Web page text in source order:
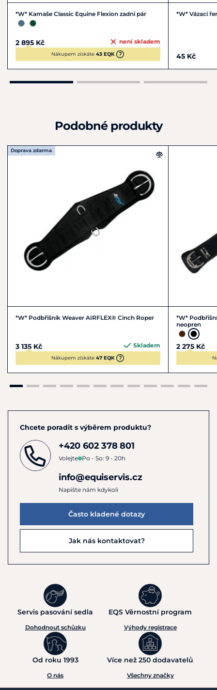
*W* Kamaše Classic Equine Flexion zadní pár
2 895 Kč není skladem
Nákupem získáte43 EQK
*W* Vázací
45 Kč
Podobné produkty
Doprava zdarma
*W* Podbřišník Weaver AIRFLEX® Cinch Roper
3 135 Kč Skladem
Nákupem získáte47 EQK
*W*
neopren
2 275 Kč
Chcete poradit s výběrem produktu?
+420 602 378 801
Volejte Po - So: 9 - 20h
info@equiservis.cz
Napište nám kdykoli
Často kladené dotazy
Jak nás kontaktovat?
Servis pasování sedla
Dohodnout schůzku
EQS Věrnostní program
Výhody registrace
Od roku 1993
O nás
Více než 250 dodavatelů
Všechny značky